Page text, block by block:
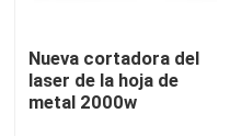
Visita a la fábrica
Nueva cortadora del
laser de la hoja de
metal 2000w